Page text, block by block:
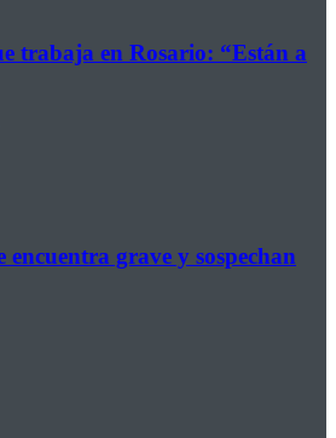
trabaja en Rosario: “Están a
encuentra grave y sospechan